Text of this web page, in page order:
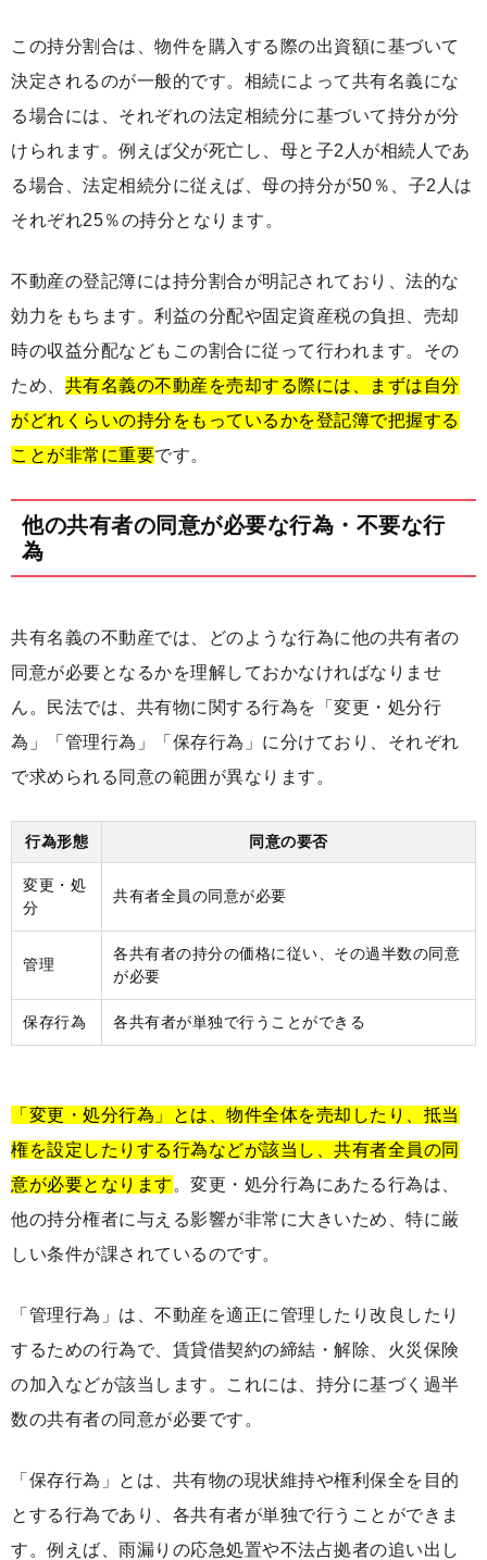
この持分割合は、物件を購入する際の出資額に基づいて
決定されるのが一般的です。相続によって共有名義にな
る場合には、それぞれの法定相続分に基づいて持分が分
けられます。例えば父が死亡し、母と子2人が相続人であ
る場合、法定相続分に従えば、母の持分が50％、子2人は
それぞれ25％の持分となります。
不動産の登記簿には持分割合が明記されており、法的な
効力をもちます。利益の分配や固定資産税の負担、売却
時の収益分配などもこの割合に従って行われます。その
ため、 共有名義の不動産を売却する際には、まずは自分
がどれくらいの持分をもっているかを登記簿で把握する
ことが非常に重要です。
他の共有者の同意が必要な行為・不要な行
為
共有名義の不動産では、どのような行為に他の共有者の
同意が必要となるかを理解しておかなければなりませ
ん。民法では、共有物に関する行為を「変更・処分行
為」「管理行為」「保存行為」に分けており、それぞれ
で求められる同意の範囲が異なります。
行為形態 同意の要否
変更・処
分
共有者全員の同意が必要
管理
各共有者の持分の価格に従い、その過半数の同意
が必要
保存行為 各共有者が単独で行うことができる
「変更・処分行為」とは、物件全体を売却したり、抵当
権を設定したりする行為などが該当し、共有者全員の同
意が必要となります 。変更・処分行為にあたる行為は、
他の持分権者に与える影響が非常に大きいため、特に厳
しい条件が課されているのです。
「管理行為」は、不動産を適正に管理したり改良したり
するための行為で、賃貸借契約の締結・解除、火災保険
の加入などが該当します。これには、持分に基づく過半
数の共有者の同意が必要です。
「保存行為」とは、共有物の現状維持や権利保全を目的
とする行為であり、各共有者が単独で行うことができま
す。例えば、雨漏りの応急処置や不法占拠者の追い出し